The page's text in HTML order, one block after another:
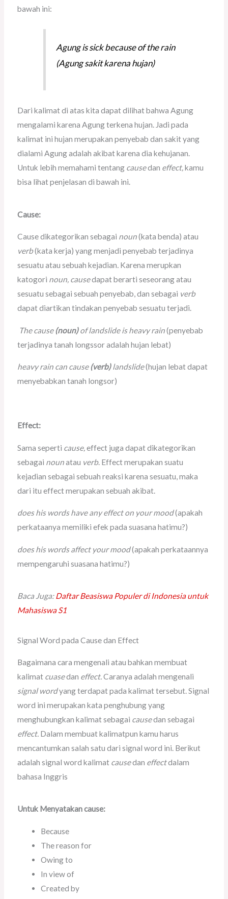
bawah ini:
Agungis sick because of the rain
(Agung sakit karena hujan)
Dari kalimat di atas kita dapat dilihat bahwa Agung
mengalami karena Agung terkena hujan. Jadi pada
kalimat ini hujan merupakan penyebab dan sakit yang
dialami Agung adalah akibat karena dia kehujanan.
Untuk lebih memahami tentang causedan effect,kamu
bisa lihat penjelasan di bawah ini.
Cause:
Cause dikategorikan sebagai noun(kata benda) atau
verb(kata kerja) yang menjadi penyebab terjadinya
sesuatu atau sebuah kejadian. Karena merupkan
katogori noun, causedapat berarti seseorang atau
sesuatu sebagai sebuah penyebab, dan sebagai verb
dapat diartikan tindakan penyebab sesuatu terjadi.
The cause (noun) of landslide is heavy rain(penyebab
terjadinya tanah longssor adalah hujan lebat)
heavy rain can cause (verb)landslide(hujan lebat dapat
menyebabkan tanah longsor)
Effect:
Sama seperti cause,effect juga dapat dikategorikan
sebagai nounatau verb. Effect merupakan suatu
kejadian sebagai sebuah reaksi karena sesuatu, maka
dari itu effect merupakan sebuah akibat.
does his words have any effect on your mood(apakah
perkataanya memiliki efek pada suasana hatimu?)
does his words affect your mood(apakah perkataannya
mempengaruhi suasana hatimu?)
Baca Juga:Daftar Beasiswa Populer di Indonesia untuk
Mahasiswa S1
Signal Word pada Cause dan Effect
Bagaimana cara mengenali atau bahkan membuat
kalimat cuasedan effect.Caranya adalah mengenali
signal wordyang terdapat pada kalimat tersebut. Signal
word ini merupakan kata penghubung yang
menghubungkan kalimat sebagai causedan sebagai
effect. Dalam membuat kalimatpun kamu harus
mencantumkan salah satu dari signal word ini. Berikut
adalah signal word kalimat causedan effectdalam
bahasa Inggris
Untuk Menyatakan cause:
Because
The reason for
Owing to
In view of
Created by